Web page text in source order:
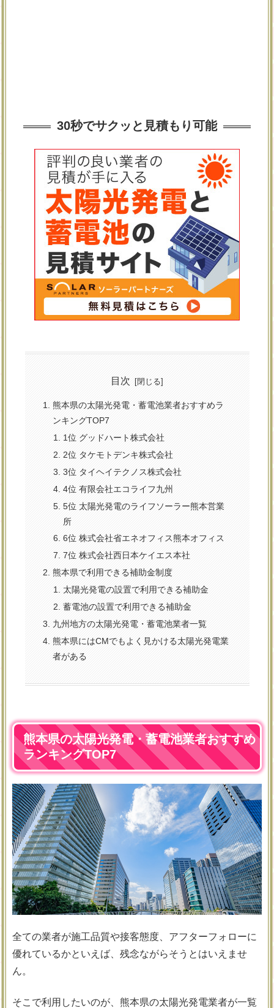
30秒でサクッと見積もり可能
目次
熊本県の太陽光発電・蓄電池業者おすすめラ
ンキングTOP7
1位 グッドハート株式会社
2位 タケモトデンキ株式会社
3位 タイヘイテクノス株式会社
4位 有限会社エコライフ九州
5位 太陽光発電のライフソーラー熊本営業
所
6位 株式会社省エネオフィス熊本オフィス
7位 株式会社西日本ケイエス本社
熊本県で利用できる補助金制度
太陽光発電の設置で利用できる補助金
蓄電池の設置で利用できる補助金
九州地方の太陽光発電・蓄電池業者一覧
熊本県にはCMでもよく見かける太陽光発電業
者がある
熊本県の太陽光発電・蓄電池業者おすすめ
ランキングTOP7
全ての業者が施工品質や接客態度、アフターフォローに
優れているかといえば、残念ながらそうとはいえませ
ん。
そこで利用したいのが、熊本県の太陽光発電業者が一覧